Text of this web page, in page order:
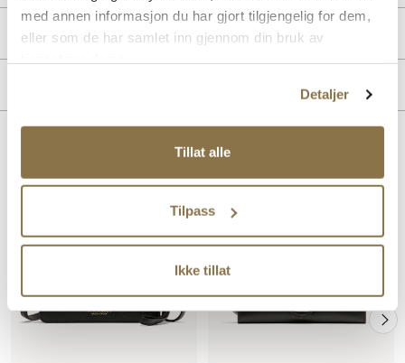
med annen informasjon du har gjort tilgjengelig for dem,
eller som de har samlet inn gjennom din bruk av
Detaljer
Tillat alle
Tilpass
Ikke tillat
Produktdetaljer
Lignende produkter